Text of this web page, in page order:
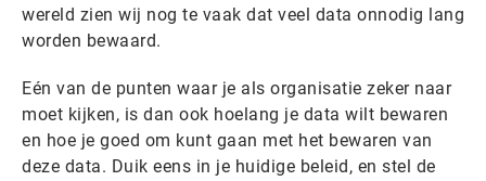
wereld zien wij nog te vaak dat veel data onnodig lang
worden bewaard.
Eén van de punten waar je als organisatie zeker naar
moet kijken, is dan ook hoelang je data wilt bewaren
en hoe je goed om kunt gaan met het bewaren van
deze data. Duik eens in je huidige beleid, en stel de